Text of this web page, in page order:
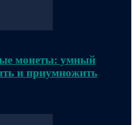
монеты: умный
и приумножить